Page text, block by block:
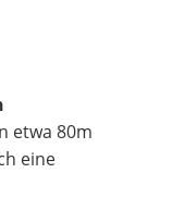
etwa 80m
eine